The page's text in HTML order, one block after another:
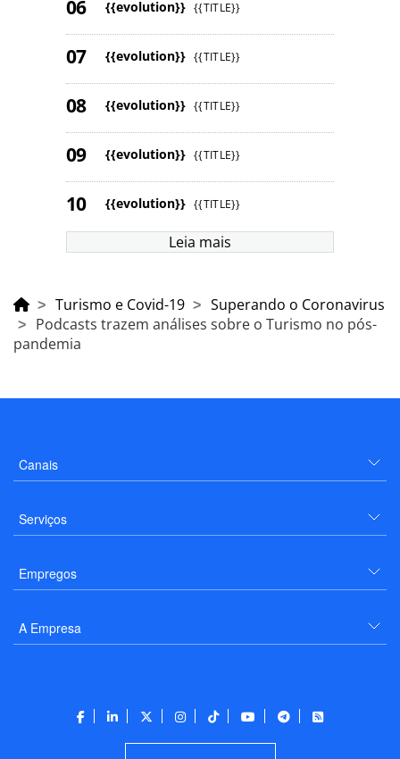
{{evolution}} {{TITLE}}
{{evolution}} {{TITLE}}
{{evolution}} {{TITLE}}
{{evolution}} {{TITLE}}
{{evolution}} {{TITLE}}
Leia mais
Turismo e Covid-19
Superando o Coronavirus
Podcasts trazem análises sobre o Turismo no pós-
pandemia
Canais
Serviços
Empregos
A Empresa